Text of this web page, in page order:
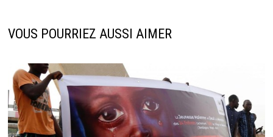
VOUS POURRIEZ AUSSI AIMER